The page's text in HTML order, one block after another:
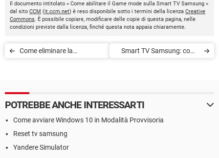
Il documento intitolato « Come abilitare il Game mode sulla Smart TV Samsung »
dal sito CCM (it.ccm.net) è reso disponibile sotto i termini della licenza Creative
Commons. È possibile copiare, modificare delle copie di questa pagina, nelle
condizioni previste dalla licenza, finché questa nota appaia chiaramente.
Come eliminare la
Smart TV Samsung: come
POTREBBE ANCHE INTERESSARTI
Come avviare Windows 10 in Modalità Provvisoria
Reset tv samsung
Yandere Simulator